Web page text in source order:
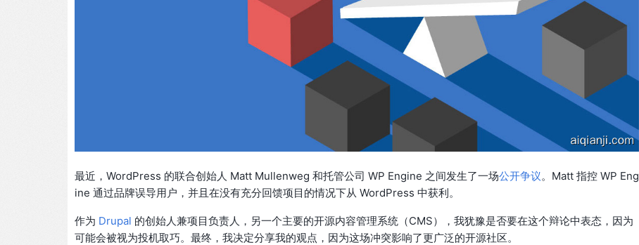
最近，WordPress 的联合创始人 Matt Mullenweg 和托管公司 WP Engine 之间发生了一场公开争议。Matt 指控 WP Eng
ine 通过品牌误导用户，并且在没有充分回馈项目的情况下从 WordPress 中获利。
作为 Drupal 的创始人兼项目负责人，另一个主要的开源内容管理系统（CMS），我犹豫是否要在这个辩论中表态，因为
可能会被视为投机取巧。最终，我决定分享我的观点，因为这场冲突影响了更广泛的开源社区。